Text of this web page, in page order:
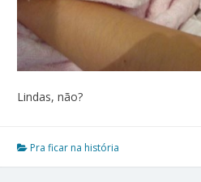
Lindas, não?
Pra ficar na história